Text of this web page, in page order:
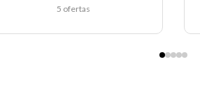
5 ofertas